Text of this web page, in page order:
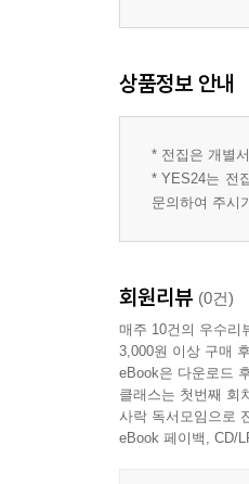
상품정보 안내
* 전집은 개별
* YES24는 전
문의하여 주시
회원리뷰 (0건)
매주 10건의 우수리
3,000원 이상 구매
eBook은 다운로드
클래스는 첫번째 회
사락 독서모임으로
eBook 페이백, CD/